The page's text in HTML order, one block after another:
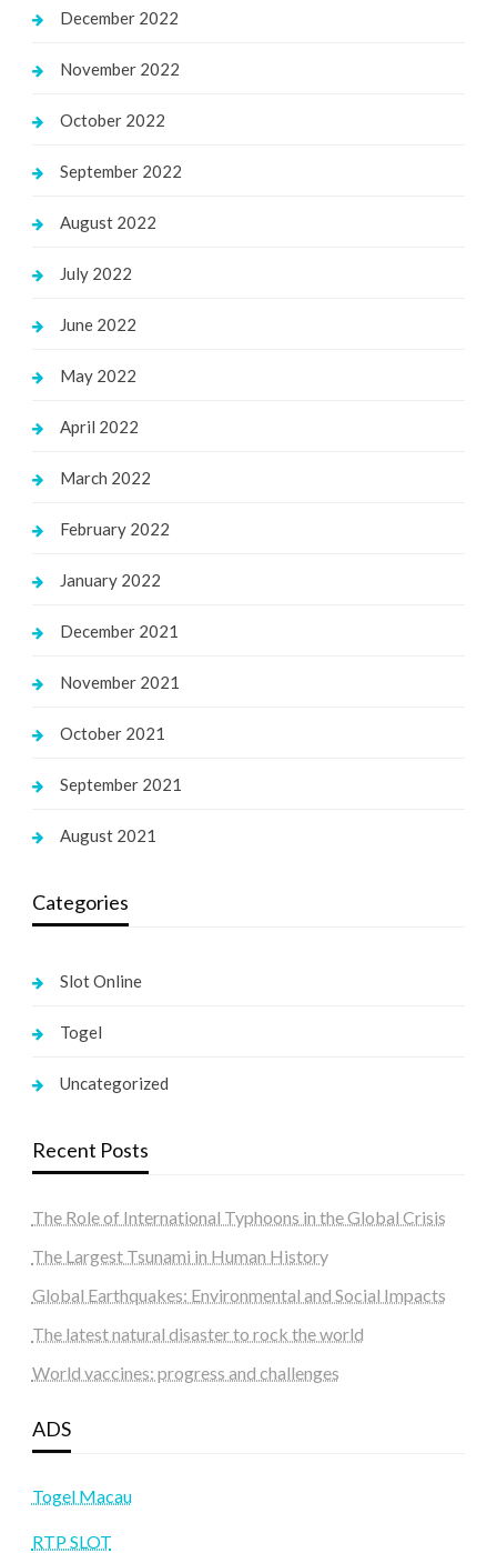
December 2022
November 2022
October 2022
September 2022
August 2022
July 2022
June 2022
May 2022
April 2022
March 2022
February 2022
January 2022
December 2021
November 2021
October 2021
September 2021
August 2021
Categories
Slot Online
Togel
Uncategorized
Recent Posts
The Role of International Typhoons in the Global Crisis
The Largest Tsunami in Human History
Global Earthquakes: Environmental and Social Impacts
The latest natural disaster to rock the world
World vaccines: progress and challenges
ADS
Togel Macau
RTP SLOT